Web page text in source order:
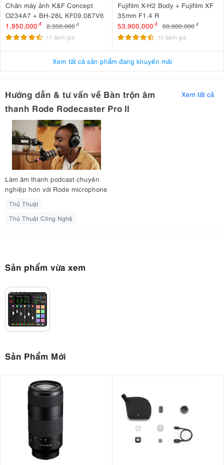
Chân máy ảnh K&F Concept
O234A7 + BH-28L KF09.087V6
1,950,000 đ 2,350,000đ
17 đánh giá
Fujifilm X-H2 Body + Fujifilm XF
35mm F1.4 R
53,900,000 đ 60,000,000 đ
10 đánh giá
Xem tất cả sản phẩm đang khuyến mãi
Hướng dẫn & tư vấn về Bàn trộn âm
thanh Rode Rodecaster Pro II
Xem tất cả
Làm âm thanh podcast chuyên
nghiệp hơn với Rode microphone
Thủ Thuật
Thủ Thuật Công Nghệ
Sản phẩm vừa xem
Sản Phẩm Mới